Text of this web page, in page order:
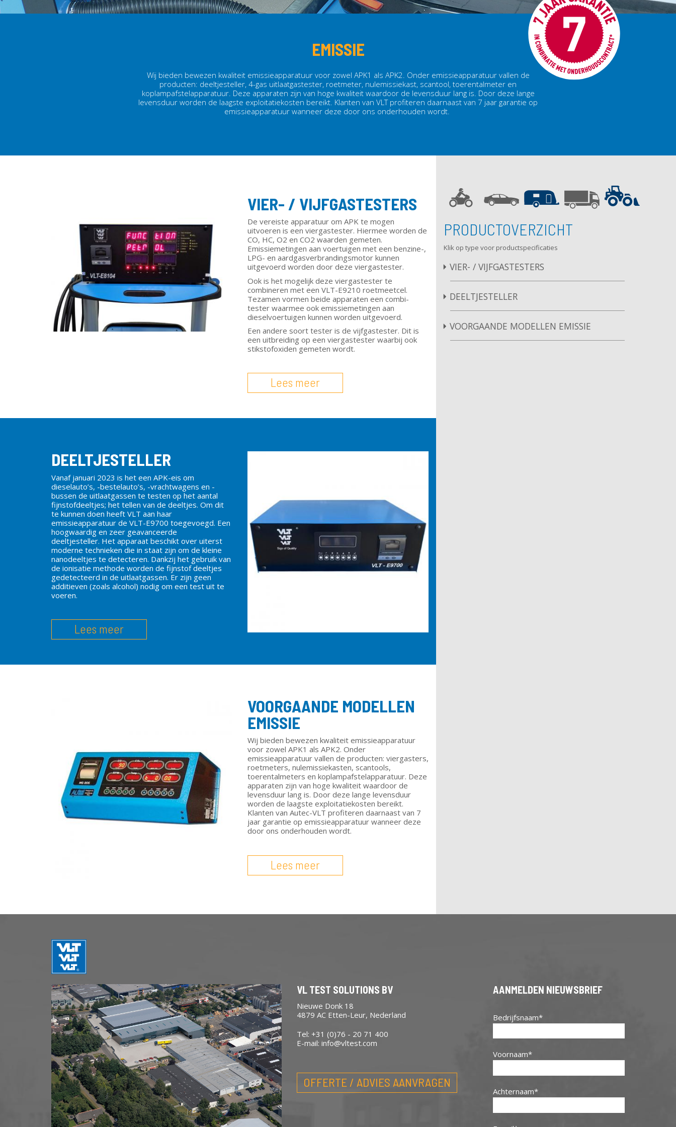
EMISSIE
Wij bieden bewezen kwaliteit emissieapparatuur voor zowel APK1 als APK2. Onder emissieapparatuur vallen de
producten: deeltjesteller, 4-gas uitlaatgastester, roetmeter, nulemissiekast, scantool, toerentalmeter en
koplampafstelapparatuur. Deze apparaten zijn van hoge kwaliteit waardoor de levensduur lang is. Door deze lange
levensduur worden de laagste exploitatiekosten bereikt. Klanten van VLT profiteren daarnaast van 7 jaar garantie op
emissieapparatuur wanneer deze door ons onderhouden wordt.
VIER- / VIJFGASTESTERS
De vereiste apparatuur om APK te mogen
uitvoeren is een viergastester. Hiermee worden de
CO, HC, O2 en CO2 waarden gemeten.
Emissiemetingen aan voertuigen met een benzine-,
LPG- en aardgasverbrandingsmotor kunnen
uitgevoerd worden door deze viergastester.
Ook is het mogelijk deze viergastester te
combineren met een VLT-E921 0 roetmeetcel.
Tezamen vormen beide apparaten een combi-
tester waarmee ook emissiemetingen aan
dieselvoertuigen kunnen worden uitgevoerd.
Een andere soort tester is de vijfgastester. Dit is
een uitbreiding op een viergastester waarbij ook
stikstofoxiden gemeten wordt.
Lees meer
DEELTJESTELLER
Vanaf januari 2023 is het een APK-eis om
dieselauto’s, -bestelauto’s, -vrachtwagens en -
bussen de uitlaatgassen te testen op het aantal
fijnstofdeeltjes; het tellen van de deeltjes. Om dit
te kunnen doen heeft VLT aan haar
emissieapparatuur de VLT-E9700 toegevoegd. Een
hoogwaardig en zeer geavanceerde
deeltjesteller. Het apparaat beschikt over uiterst
moderne technieken die in staat zijn om de kleine
nanodeeltjes te detecteren. Dankzij het gebruik van
de ionisatie methode worden de fijnstof deeltjes
gedetecteerd in de uitlaatgassen. Er zijn geen
additieven (zoals alcohol) nodig om een test uit te
voeren.
Lees meer
VOORGAANDE MODELLEN
EMISSIE
Wij bieden bewezen kwaliteit emissieapparatuur
voor zowel APK1 als APK2. Onder
emissieapparatuur vallen de producten: viergasters,
roetmeters, nulemissiekasten, scantools,
toerentalmeters en koplampafstelapparatuur. Deze
apparaten zijn van hoge kwaliteit waardoor de
levensduur lang is. Door deze lange levensduur
worden de laagste exploitatiekosten bereikt.
Klanten van Autec-VLT profiteren daarnaast van 7
jaar garantie op emissieapparatuur wanneer deze
door ons onderhouden wordt.
Lees meer
PRODUCTOVERZICHT
Klik op type voor productspecificaties
VIER- / VIJFGASTESTERS
DEELTJESTELLER
VOORGAANDE MODELLEN EMISSIE
VL TEST SOLUTIONS BV
Nieuwe Donk 18
4879 AC Etten-Leur, Nederland
Tel: +31 (0)76 - 20 71 400
E-mail: info@vltest.com
OFFERTE / ADVIES AANVRAGEN
AANMELDEN NIEUWSBRIEF
Bedrijfsnaam
Voornaam
Achternaam